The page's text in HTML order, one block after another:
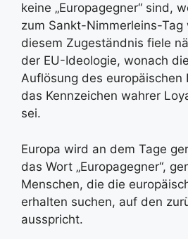
keine „Europagegner“ sind,
zum Sankt-Nimmerleins-
diesem Zugeständnis fiele
der EU-Ideologie, wonach
Auflösung des europäischen
das Kennzeichen wahrer
sei.
Europa wird an dem Tage
das Wort „Europagegner“,
Menschen, die die
erhalten suchen, auf den
ausspricht.